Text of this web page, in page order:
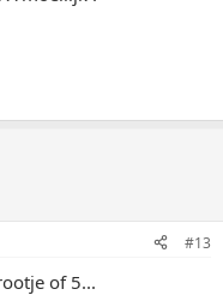
#13
of 5...